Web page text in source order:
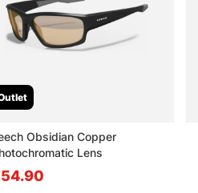
Obsidian Copper
Lens